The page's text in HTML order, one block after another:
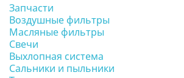
Запчасти
Воздушные фильтры
Масляные фильтры
Свечи
Выхлопная система
Сальники и пыльники